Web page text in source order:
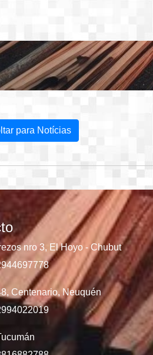
para Notícias
nro 3, El Hoyo - Chubut
Centenario, Neuquén